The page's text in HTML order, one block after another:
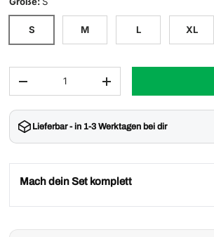
S M L XL
Lieferbar - in 1-3 Werktagen bei dir
Menge verringern Menge erhöhen
Mach dein Set komplett